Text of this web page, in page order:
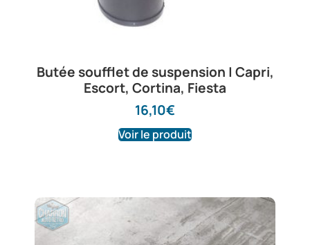
Butée soufflet de suspension | Capri,
Escort, Cortina, Fiesta
16,10€
Voir le produit